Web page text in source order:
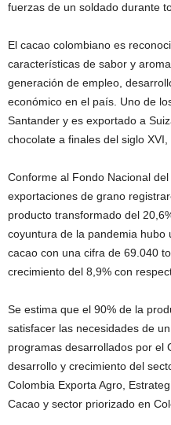
fuerzas de un soldado durante
El cacao colombiano es
características de sabor y
generación de empleo,
económico en el país. Uno de
Santander y es exportado a
chocolate a finales del siglo
Conforme al Fondo Nacional
exportaciones de grano
producto transformado del
coyuntura de la pandemia
cacao con una cifra de 69.040
crecimiento del 8,9% con
Se estima que el 90% de la
satisfacer las necesidades de
programas desarrollados por el
desarrollo y crecimiento del
Colombia Exporta Agro,
Cacao y sector priorizado en